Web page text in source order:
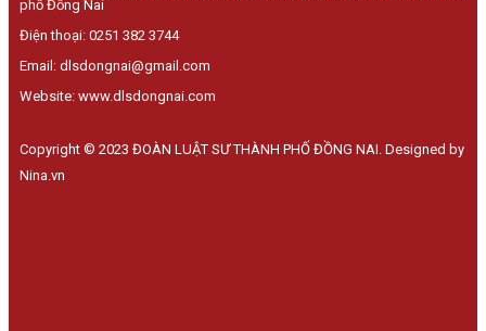
phố Đồng Nai
Điện thoại: 0251 382 3744
Email: dlsdongnai@gmail.com
Website: www.dlsdongnai.com
Copyright © 2023 ĐOÀN LUẬT SƯ THÀNH PHỐ ĐỒNG NAI. Designed by
Nina.vn